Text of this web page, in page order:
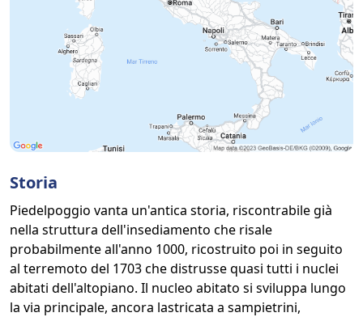
Storia
Piedelpoggio vanta un'antica storia, riscontrabile già
nella struttura dell'insediamento che risale
probabilmente all'anno 1000, ricostruito poi in seguito
al terremoto del 1703 che distrusse quasi tutti i nuclei
abitati dell'altopiano. Il nucleo abitato si sviluppa lungo
la via principale, ancora lastricata a sampietrini,